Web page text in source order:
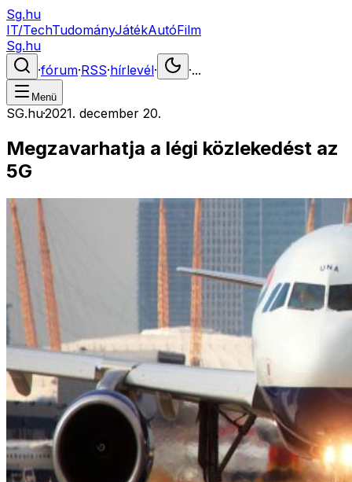
Sg.hu
IT/TechTudományJátékAutóFilm
Sg.hu
·fórum·RSS·hírlevél· ·...
Menü
SG.hu·2021. december 20.
Megzavarhatja a légi közlekedést az
5G